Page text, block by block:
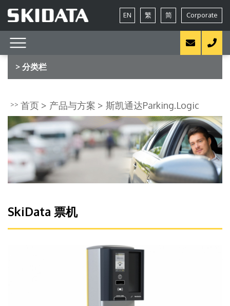
EN 繁 简 Corporate
> 分类栏
首页 产品与方案 斯凯通达Parking.Logic
SkiData 票机